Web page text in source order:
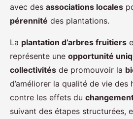
avec des associations locales
pérennité des plantations.
La plantation d’arbres fruitiers
représente une opportunité
collectivités de promouvoir la
d’améliorer la qualité de vie
contre les effets du
suivant des étapes structurées,